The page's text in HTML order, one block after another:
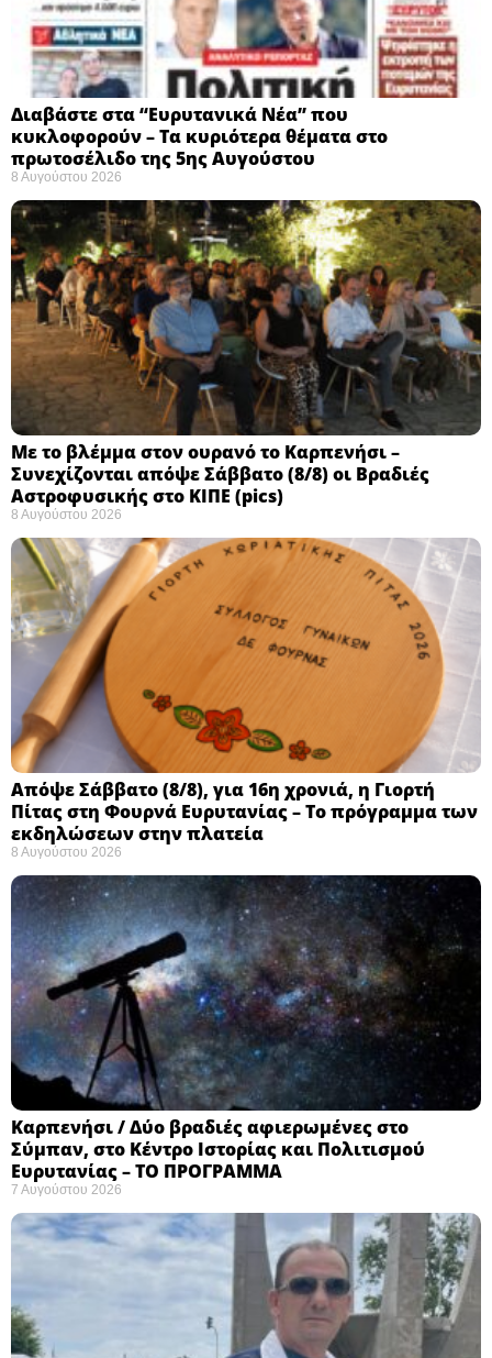
Διαβάστε στα “Ευρυτανικά Νέα” που
κυκλοφορούν – Τα κυριότερα θέματα στο
πρωτοσέλιδο της 5ης Αυγούστου
8 Αυγούστου 2026
Με το βλέμμα στον ουρανό το Καρπενήσι –
Συνεχίζονται απόψε Σάββατο (8/8) οι Βραδιές
Αστροφυσικής στο ΚΙΠΕ (pics)
8 Αυγούστου 2026
Απόψε Σάββατο (8/8), για 16η χρονιά, η Γιορτή
Πίτας στη Φουρνά Ευρυτανίας – Το πρόγραμμα των
εκδηλώσεων στην πλατεία
8 Αυγούστου 2026
Καρπενήσι / Δύο βραδιές αφιερωμένες στο
Σύμπαν, στο Κέντρο Ιστορίας και Πολιτισμού
Ευρυτανίας – ΤΟ ΠΡΟΓΡΑΜΜΑ
7 Αυγούστου 2026